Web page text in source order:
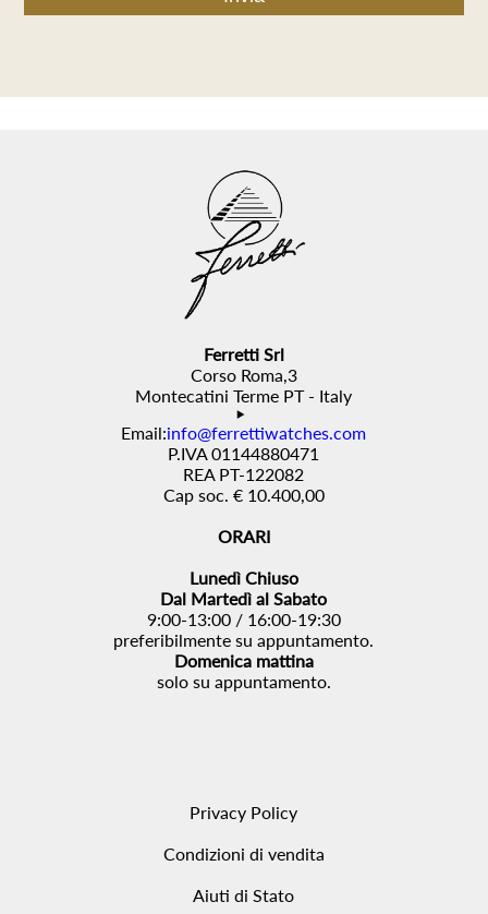
Ferretti Srl
Corso Roma,3
Montecatini Terme PT - Italy
Email:info@ferrettiwatches.com
P.IVA 01144880471
REA PT-122082
Cap soc. € 10.400,00
ORARI
Lunedì Chiuso
Dal Martedì al Sabato
9:00-13:00 / 16:00-19:30
preferibilmente su appuntamento.
Domenica mattina
solo su appuntamento.
Privacy Policy
Condizioni di vendita
Aiuti di Stato